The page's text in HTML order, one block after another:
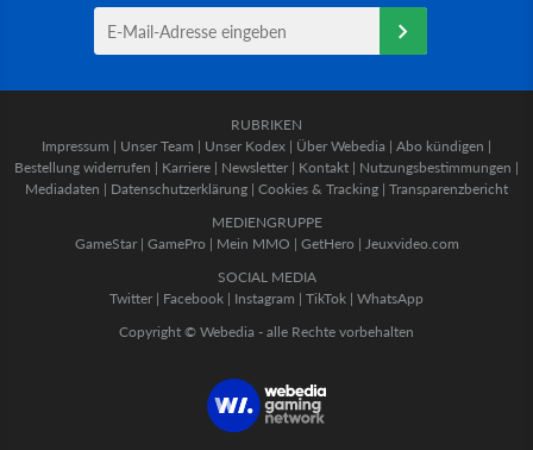
RUBRIKEN
Impressum | Unser Team | Unser Kodex | Über Webedia | Abo kündigen |
Bestellung widerrufen | Karriere | Newsletter | Kontakt | Nutzungsbestimmungen |
Mediadaten | Datenschutzerklärung | Cookies & Tracking | Transparenzbericht
MEDIENGRUPPE
GameStar| GamePro | Mein MMO | GetHero | Jeuxvideo.com
SOCIAL MEDIA
Twitter | Facebook | Instagram | TikTok | WhatsApp
Copyright © Webedia - alle Rechte vorbehalten